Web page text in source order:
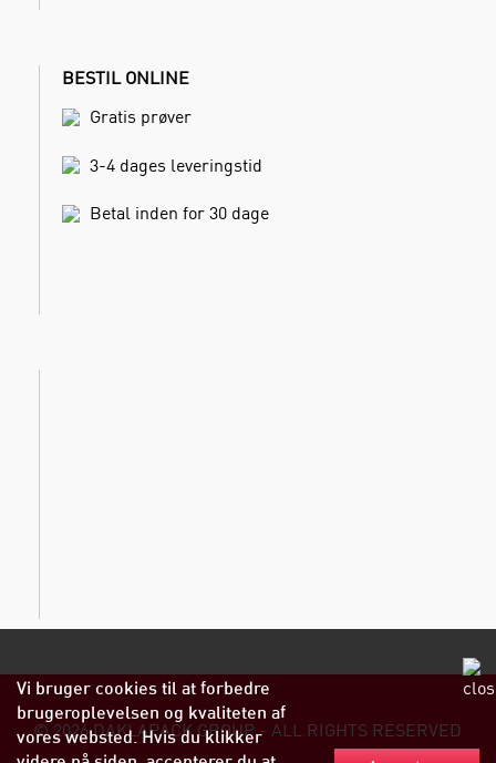
BESTIL ONLINE
Gratis prøver
3-4 dages leveringstid
Betal inden for 30 dage
© 2026 DAKLAPACK GROUP - ALL RIGHTS RESERVED
Vi bruger cookies til at forbedre
brugeroplevelsen og kvaliteten af
vores websted. Hvis du klikker